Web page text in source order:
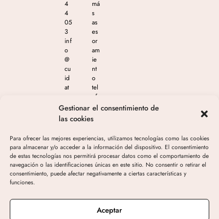
Gestionar el consentimiento de
las cookies
Para ofrecer las mejores experiencias, utilizamos tecnologías como las cookies
para almacenar y/o acceder a la información del dispositivo. El consentimiento
de estas tecnologías nos permitirá procesar datos como el comportamiento de
navegación o las identificaciones únicas en este sitio. No consentir o retirar el
consentimiento, puede afectar negativamente a ciertas características y
funciones.
Aceptar
4
4
05
3
inf
o
@
cu
id
at
m
est
ca
.c
o
m
má
s
as
es
or
am
ie
nt
o
tel
ef
ón
en
65
4
04
4
05
de
10